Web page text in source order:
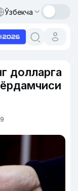
Ўзбекча
долларга